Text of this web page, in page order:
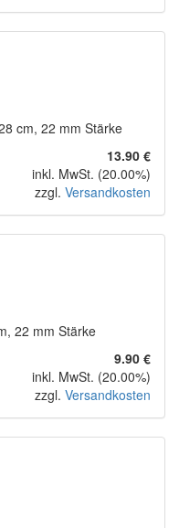
cm, 22 mm Stärke
13.90 €
inkl. MwSt. (20.00%)
zzgl. Versandkosten
22 mm Stärke
9.90 €
inkl. MwSt. (20.00%)
zzgl. Versandkosten